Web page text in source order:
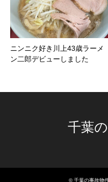
ニンニク好き川上43歳ラーメ
ン二郎デビューしました
千葉
©千葉の事故物